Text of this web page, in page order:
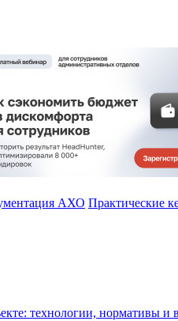
АХО Практические
технологии, нормативы и